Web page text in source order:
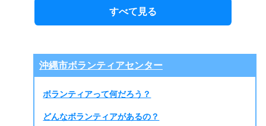
すべて見る
沖縄市ボランティアセンター
ボランティアって何だろう？
どんなボランティアがあるの？